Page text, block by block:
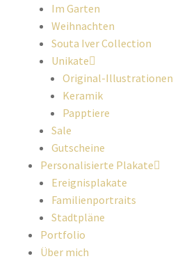
Im Garten
Weihnachten
Souta Iver Collection
Unikate
Original-Illustrationen
Keramik
Papptiere
Sale
Gutscheine
Personalisierte Plakate
Ereignisplakate
Familienportraits
Stadtpläne
Portfolio
Über mich